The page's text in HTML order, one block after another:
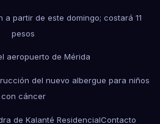
a partir de este domingo; costará 11
pesos
aeropuerto de Mérida
del nuevo albergue para niños
con cáncer
de Kalanté ResidencialContacto